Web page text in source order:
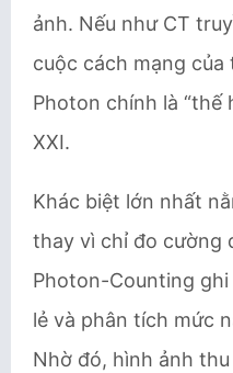
ảnh. Nếu như CT
cuộc cách mạng của
Photon chính là “thế
XXI.
Khác biệt lớn nhất
thay vì chỉ đo cường
Photon-Counting
lẻ và phân tích mức
Nhờ đó, hình ảnh